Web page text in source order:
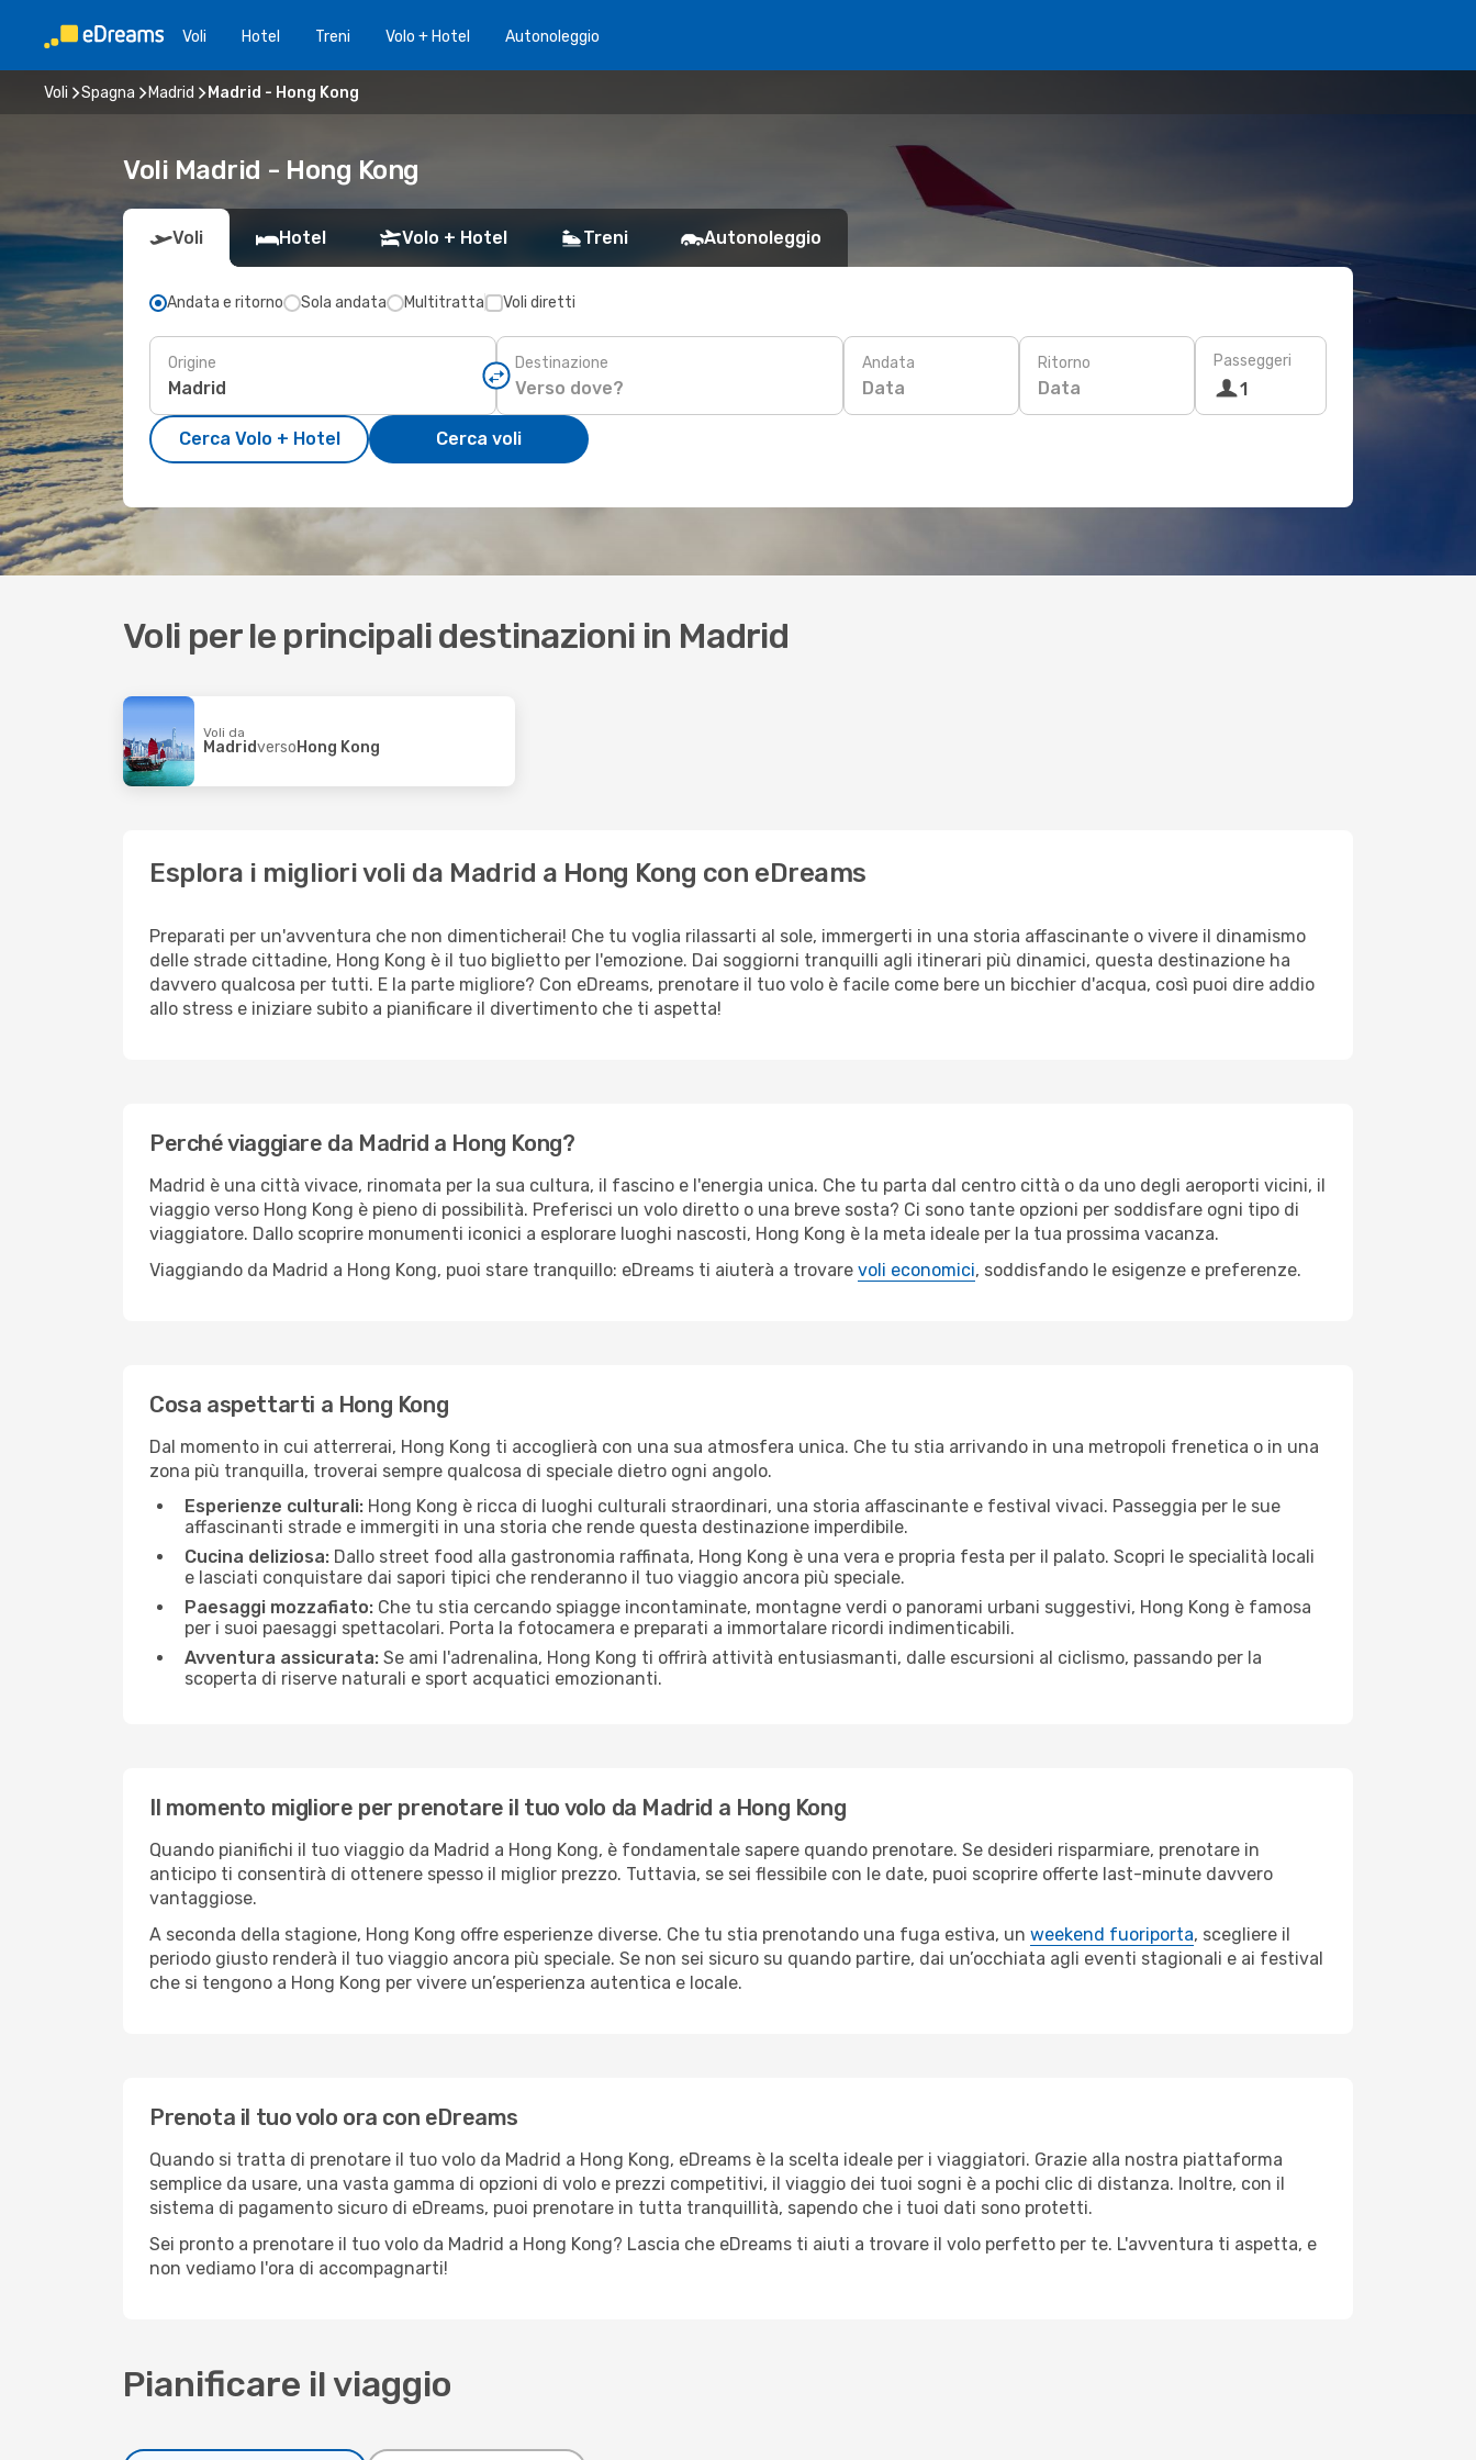
Voli Hotel Treni Volo + Hotel Autonoleggio
Voli Spagna Madrid Madrid - Hong Kong
Voli Madrid - Hong Kong
Voli Hotel Volo + Hotel Treni Autonoleggio
Andata e ritorno Sola andata Multitratta Voli diretti
Origine Destinazione Andata
Data
Ritorno
Data
Passeggeri
1
Cerca Volo + Hotel Cerca voli
Voli per le principali destinazioni in Madrid
Voli da
MadridversoHong Kong
Esplora i migliori voli da Madrid a Hong Kong con eDreams
Preparati per un'avventura che non dimenticherai! Che tu voglia rilassarti al sole, immergerti in una storia affascinante o vivere il dinamismo
delle strade cittadine, Hong Kong è il tuo biglietto per l'emozione. Dai soggiorni tranquilli agli itinerari più dinamici, questa destinazione ha
davvero qualcosa per tutti. E la parte migliore? Con eDreams, prenotare il tuo volo è facile come bere un bicchier d'acqua, così puoi dire addio
allo stress e iniziare subito a pianificare il divertimento che ti aspetta!
Perché viaggiare da Madrid a Hong Kong?
Madrid è una città vivace, rinomata per la sua cultura, il fascino e l'energia unica. Che tu parta dal centro città o da uno degli aeroporti vicini, il
viaggio verso Hong Kong è pieno di possibilità. Preferisci un volo diretto o una breve sosta? Ci sono tante opzioni per soddisfare ogni tipo di
viaggiatore. Dallo scoprire monumenti iconici a esplorare luoghi nascosti, Hong Kong è la meta ideale per la tua prossima vacanza.
Viaggiando da Madrid a Hong Kong, puoi stare tranquillo: eDreams ti aiuterà a trovare voli economici, soddisfando le esigenze e preferenze.
Cosa aspettarti a Hong Kong
Dal momento in cui atterrerai, Hong Kong ti accoglierà con una sua atmosfera unica. Che tu stia arrivando in una metropoli frenetica o in una
zona più tranquilla, troverai sempre qualcosa di speciale dietro ogni angolo.
Esperienze culturali: Hong Kong è ricca di luoghi culturali straordinari, una storia affascinante e festival vivaci. Passeggia per le sue
affascinanti strade e immergiti in una storia che rende questa destinazione imperdibile.
Cucina deliziosa: Dallo street food alla gastronomia raffinata, Hong Kong è una vera e propria festa per il palato. Scopri le specialità locali
e lasciati conquistare dai sapori tipici che renderanno il tuo viaggio ancora più speciale.
Paesaggi mozzafiato: Che tu stia cercando spiagge incontaminate, montagne verdi o panorami urbani suggestivi, Hong Kong è famosa
per i suoi paesaggi spettacolari. Porta la fotocamera e preparati a immortalare ricordi indimenticabili.
Avventura assicurata: Se ami l'adrenalina, Hong Kong ti offrirà attività entusiasmanti, dalle escursioni al ciclismo, passando per la
scoperta di riserve naturali e sport acquatici emozionanti.
Il momento migliore per prenotare il tuo volo da Madrid a Hong Kong
Quando pianifichi il tuo viaggio da Madrid a Hong Kong, è fondamentale sapere quando prenotare. Se desideri risparmiare, prenotare in
anticipo ti consentirà di ottenere spesso il miglior prezzo. Tuttavia, se sei flessibile con le date, puoi scoprire offerte last-minute davvero
vantaggiose.
A seconda della stagione, Hong Kong offre esperienze diverse. Che tu stia prenotando una fuga estiva, un weekend fuoriporta, scegliere il
periodo giusto renderà il tuo viaggio ancora più speciale. Se non sei sicuro su quando partire, dai un’occhiata agli eventi stagionali e ai festival
che si tengono a Hong Kong per vivere un’esperienza autentica e locale.
Prenota il tuo volo ora con eDreams
Quando si tratta di prenotare il tuo volo da Madrid a Hong Kong, eDreams è la scelta ideale per i viaggiatori. Grazie alla nostra piattaforma
semplice da usare, una vasta gamma di opzioni di volo e prezzi competitivi, il viaggio dei tuoi sogni è a pochi clic di distanza. Inoltre, con il
sistema di pagamento sicuro di eDreams, puoi prenotare in tutta tranquillità, sapendo che i tuoi dati sono protetti.
Sei pronto a prenotare il tuo volo da Madrid a Hong Kong? Lascia che eDreams ti aiuti a trovare il volo perfetto per te. L'avventura ti aspetta, e
non vediamo l'ora di accompagnarti!
Pianificare il viaggio